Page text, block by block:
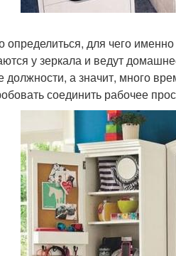
определиться, для чего
у зеркала и ведут
должности, а значит, много
соединить рабочее